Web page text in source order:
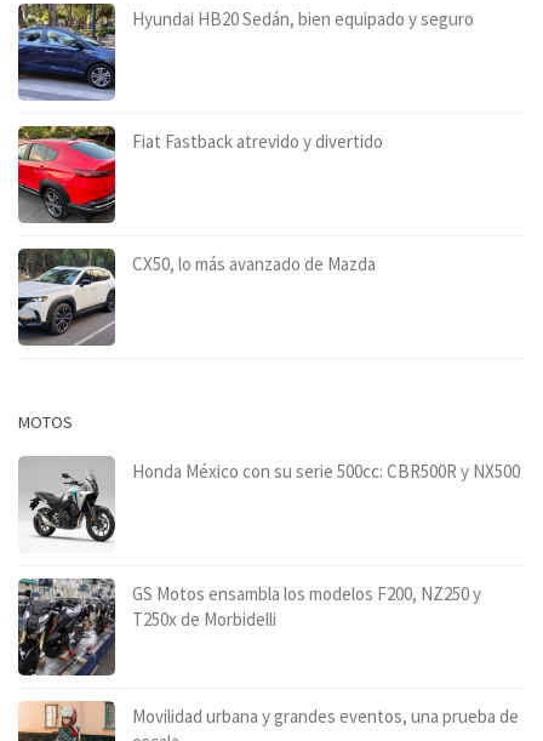
Hyundai HB20 Sedán, bien equipado y seguro
Fiat Fastback atrevido y divertido
CX50, lo más avanzado de Mazda
MOTOS
Honda México con su serie 500cc: CBR500R y NX500
GS Motos ensambla los modelos F200, NZ250 y
T250x de Morbidelli
Movilidad urbana y grandes eventos, una prueba de